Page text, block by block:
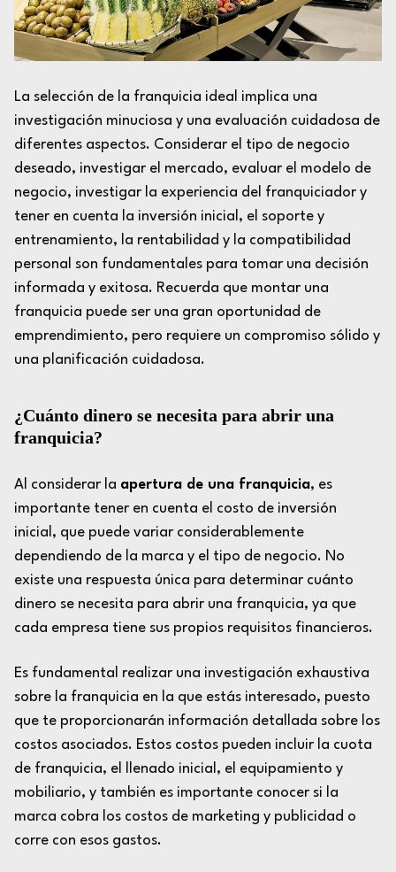
La selección de la franquicia ideal implica una
investigación minuciosa y una evaluación cuidadosa de
diferentes aspectos. Considerar el tipo de negocio
deseado, investigar el mercado, evaluar el modelo de
negocio, investigar la experiencia del franquiciador y
tener en cuenta la inversión inicial, el soporte y
entrenamiento, la rentabilidad y la compatibilidad
personal son fundamentales para tomar una decisión
informada y exitosa. Recuerda que montar una
franquicia puede ser una gran oportunidad de
emprendimiento, pero requiere un compromiso sólido y
una planificación cuidadosa.
¿Cuánto dinero se necesita para abrir una
franquicia?
Al considerar la apertura de una franquicia, es
importante tener en cuenta el costo de inversión
inicial, que puede variar considerablemente
dependiendo de la marca y el tipo de negocio. No
existe una respuesta única para determinar cuánto
dinero se necesita para abrir una franquicia, ya que
cada empresa tiene sus propios requisitos financieros.
Es fundamental realizar una investigación exhaustiva
sobre la franquicia en la que estás interesado, puesto
que te proporcionarán información detallada sobre los
costos asociados. Estos costos pueden incluir la cuota
de franquicia, el llenado inicial, el equipamiento y
mobiliario, y también es importante conocer si la
marca cobra los costos de marketing y publicidad o
corre con esos gastos.